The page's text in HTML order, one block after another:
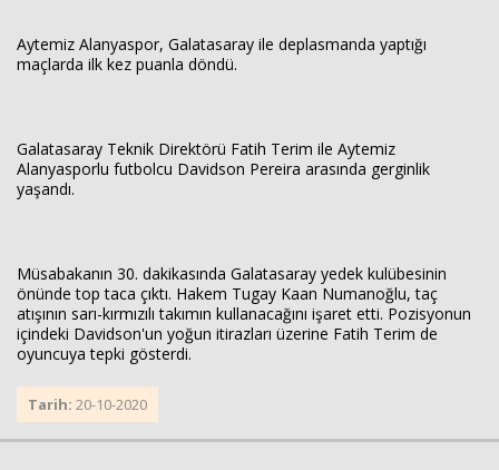
Aytemiz Alanyaspor, Galatasaray ile deplasmanda yaptığı
maçlarda ilk kez puanla döndü.
Galatasaray Teknik Direktörü Fatih Terim ile Aytemiz
Alanyasporlu futbolcu Davidson Pereira arasında gerginlik
yaşandı.
Müsabakanın 30. dakikasında Galatasaray yedek kulübesinin
önünde top taca çıktı. Hakem Tugay Kaan Numanoğlu, taç
atışının sarı-kırmızılı takımın kullanacağını işaret etti. Pozisyonun
içindeki Davidson'un yoğun itirazları üzerine Fatih Terim de
oyuncuya tepki gösterdi.
Tarih: 20-10-2020